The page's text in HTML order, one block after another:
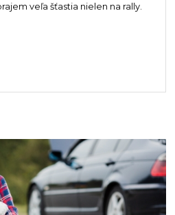
veľa šťastia nielen na rally.